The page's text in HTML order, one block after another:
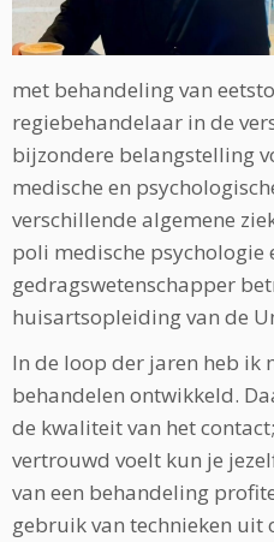
met behandeling van
regiebehandelaar in de
bijzondere belangstelling
medische en
verschillende algemene
poli medische psychologie
gedragswetenschapper
huisartsopleiding van de
In de loop der jaren heb ik
behandelen ontwikkeld.
de kwaliteit van het
vertrouwd voelt kun je
van een behandeling
gebruik van technieken uit